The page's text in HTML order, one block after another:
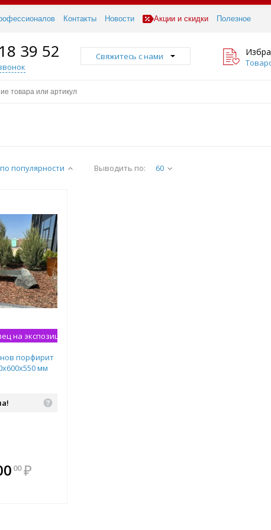
Контакты Новости Акции и скидки Полезное
39 52 Свяжитесь с нами
по популярности Выводить по: 60
на экспозиции
порфирит
мм
00 ₽